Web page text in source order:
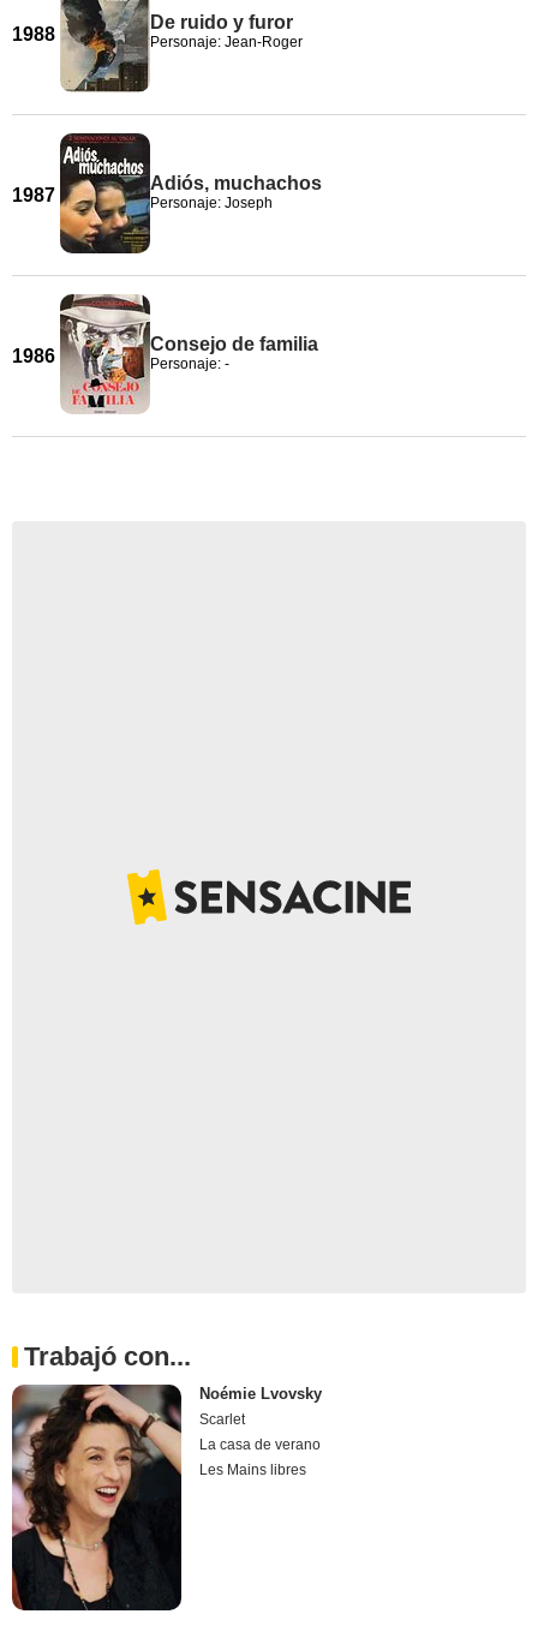
1988
De ruido y furor
Personaje: Jean-Roger
1987
Adiós, muchachos
Personaje: Joseph
1986
Consejo de familia
Personaje: -
Trabajó con...
Noémie Lvovsky
Scarlet
La casa de verano
Les Mains libres